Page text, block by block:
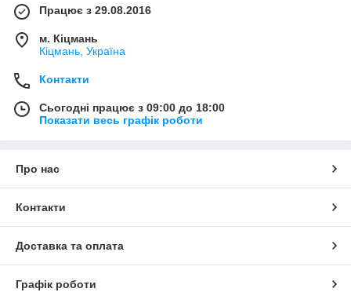
Працює з 29.08.2016
м. Кіцмань
Кіцмань, Україна
Контакти
Сьогодні працює з 09:00 до 18:00
Показати весь графік роботи
Про нас
Контакти
Доставка та оплата
Графік роботи